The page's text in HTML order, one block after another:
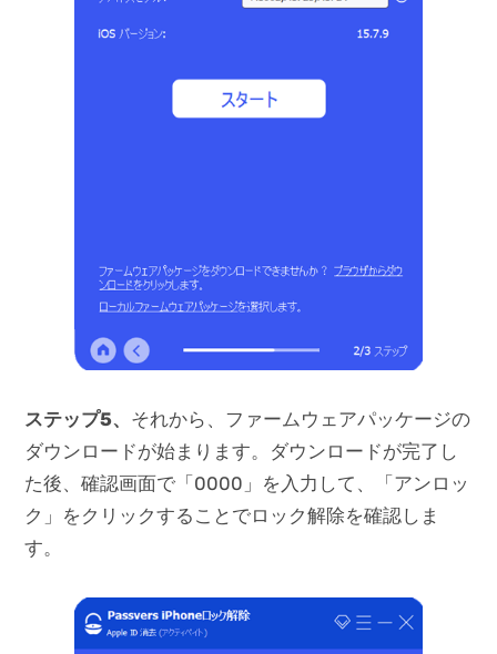
ステップ5、 それから、ファームウェアパッケージの
ダウンロードが始まります。ダウンロードが完了し
た後、確認画面で「0000」を入力して、「アンロッ
ク」をクリックすることでロック解除を確認しま
す。